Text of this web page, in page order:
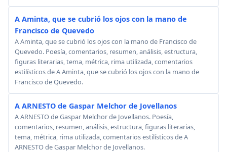
A Aminta, que se cubrió los ojos con la mano de
Francisco de Quevedo
A Aminta, que se cubrió los ojos con la mano de Francisco de
Quevedo. Poesía, comentarios, resumen, análisis, estructura,
figuras literarias, tema, métrica, rima utilizada, comentarios
estilísticos de A Aminta, que se cubrió los ojos con la mano de
Francisco de Quevedo.
A ARNESTO de Gaspar Melchor de Jovellanos
A ARNESTO de Gaspar Melchor de Jovellanos. Poesía,
comentarios, resumen, análisis, estructura, figuras literarias,
tema, métrica, rima utilizada, comentarios estilísticos de A
ARNESTO de Gaspar Melchor de Jovellanos.